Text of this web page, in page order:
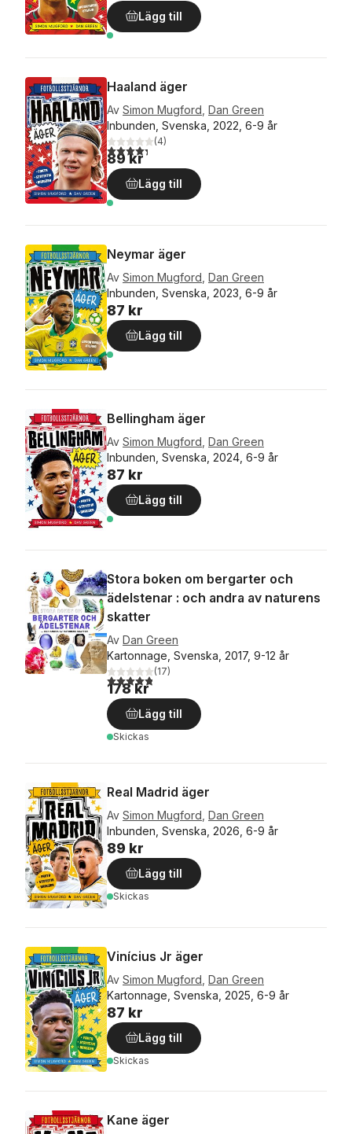
Lägg till
Haaland äger
Av Simon Mugford Dan Green
Inbunden, Svenska, 2022, 6-9 år
4,3utav 5 stjärnor. Totalt antal röster:
(4)
89 kr
Lägg till
Neymar äger
Av Simon Mugford Dan Green
Inbunden, Svenska, 2023, 6-9 år
87 kr
Lägg till
Bellingham äger
Av Simon Mugford Dan Green
Inbunden, Svenska, 2024, 6-9 år
87 kr
Lägg till
Stora boken om bergarter och
ädelstenar : och andra av naturens
skatter
Av Dan Green
Kartonnage, Svenska, 2017, 9-12 år
4,8utav 5 stjärnor. Totalt antal röster:
(17)
178 kr
Lägg till
Skickas
Real Madrid äger
Av Simon Mugford Dan Green
Inbunden, Svenska, 2026, 6-9 år
89 kr
Lägg till
Skickas
Vinícius Jr äger
Av Simon Mugford Dan Green
Kartonnage, Svenska, 2025, 6-9 år
87 kr
Lägg till
Skickas
Kane äger